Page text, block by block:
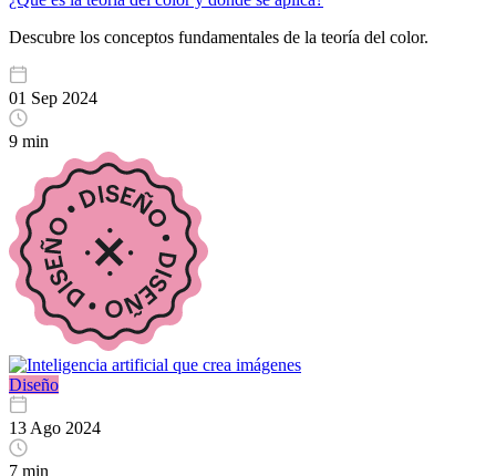
Descubre los conceptos fundamentales de la teoría del color.
01 Sep 2024
9 min
Diseño
13 Ago 2024
7 min